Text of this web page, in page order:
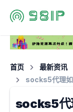
首页
最新资讯
socks5代理
socks5代